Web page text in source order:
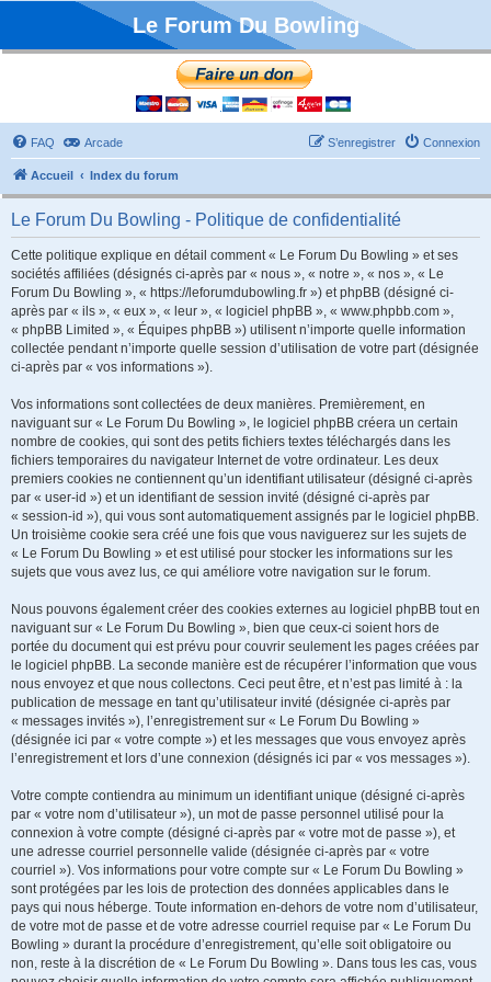
Le Forum Du Bowling
FAQ Arcade Connexion
S’enregistrer
Accueil Index du forum
Le Forum Du Bowling - Politique de confidentialité
Cette politique explique en détail comment « Le Forum Du Bowling » et ses
sociétés affiliées (désignés ci-après par « nous », « notre », « nos », « Le
Forum Du Bowling », « https://leforumdubowling.fr ») et phpBB (désigné ci-
après par « ils », « eux », « leur », « logiciel phpBB », « www.phpbb.com »,
« phpBB Limited », « Équipes phpBB ») utilisent n’importe quelle information
collectée pendant n’importe quelle session d’utilisation de votre part (désignée
ci-après par « vos informations »).
Vos informations sont collectées de deux manières. Premièrement, en
naviguant sur « Le Forum Du Bowling », le logiciel phpBB créera un certain
nombre de cookies, qui sont des petits fichiers textes téléchargés dans les
fichiers temporaires du navigateur Internet de votre ordinateur. Les deux
premiers cookies ne contiennent qu’un identifiant utilisateur (désigné ci-après
par « user-id ») et un identifiant de session invité (désigné ci-après par
« session-id »), qui vous sont automatiquement assignés par le logiciel phpBB.
Un troisième cookie sera créé une fois que vous naviguerez sur les sujets de
« Le Forum Du Bowling » et est utilisé pour stocker les informations sur les
sujets que vous avez lus, ce qui améliore votre navigation sur le forum.
Nous pouvons également créer des cookies externes au logiciel phpBB tout en
naviguant sur « Le Forum Du Bowling », bien que ceux-ci soient hors de
portée du document qui est prévu pour couvrir seulement les pages créées par
le logiciel phpBB. La seconde manière est de récupérer l’information que vous
nous envoyez et que nous collectons. Ceci peut être, et n’est pas limité à : la
publication de message en tant qu’utilisateur invité (désignée ci-après par
« messages invités »), l’enregistrement sur « Le Forum Du Bowling »
(désignée ici par « votre compte ») et les messages que vous envoyez après
l’enregistrement et lors d’une connexion (désignés ici par « vos messages »).
Votre compte contiendra au minimum un identifiant unique (désigné ci-après
par « votre nom d’utilisateur »), un mot de passe personnel utilisé pour la
connexion à votre compte (désigné ci-après par « votre mot de passe »), et
une adresse courriel personnelle valide (désignée ci-après par « votre
courriel »). Vos informations pour votre compte sur « Le Forum Du Bowling »
sont protégées par les lois de protection des données applicables dans le
pays qui nous héberge. Toute information en-dehors de votre nom d’utilisateur,
de votre mot de passe et de votre adresse courriel requise par « Le Forum Du
Bowling » durant la procédure d’enregistrement, qu’elle soit obligatoire ou
non, reste à la discrétion de « Le Forum Du Bowling ». Dans tous les cas, vous